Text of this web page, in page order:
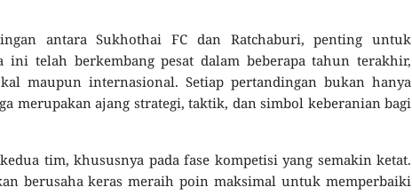
antara Sukhothai FC dan Ratchaburi, penting untuk
telah berkembang pesat dalam beberapa tahun terakhir,
maupun internasional. Setiap pertandingan bukan hanya
merupakan ajang strategi, taktik, dan simbol keberanian bagi
tim, khususnya pada fase kompetisi yang semakin ketat.
berusaha keras meraih poin maksimal untuk memperbaiki